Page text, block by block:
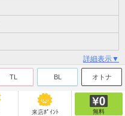
詳細表示▼
TL BL オトナ
来店ﾎﾟｲﾝﾄ 無料